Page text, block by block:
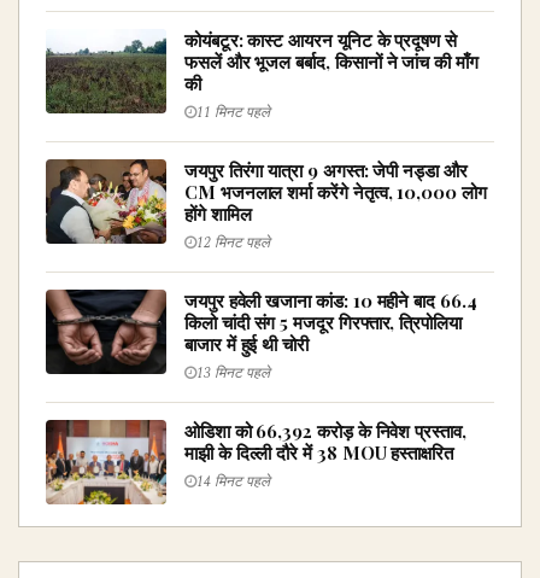
कोयंबटूर: कास्ट आयरन यूनिट के प्रदूषण से
फसलें और भूजल बर्बाद, किसानों ने जांच की माँग
की
11 मिनट पहले
जयपुर तिरंगा यात्रा 9 अगस्त: जेपी नड्डा और
CM भजनलाल शर्मा करेंगे नेतृत्व, 10,000 लोग
होंगे शामिल
12 मिनट पहले
जयपुर हवेली खजाना कांड: 10 महीने बाद 66.4
किलो चांदी संग 5 मजदूर गिरफ्तार, त्रिपोलिया
बाजार में हुई थी चोरी
13 मिनट पहले
ओडिशा को ₹66,392 करोड़ के निवेश प्रस्ताव,
माझी के दिल्ली दौरे में 38 MOU हस्ताक्षरित
14 मिनट पहले